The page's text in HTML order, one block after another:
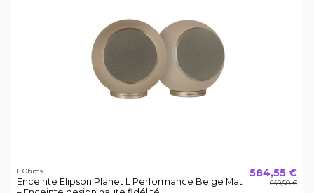
8 Ohms
Enceinte Elipson Planet L Performance Beige Mat
584,55 €
649,50 €